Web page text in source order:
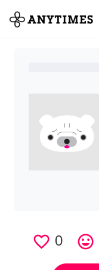
全て
favorite_border 0 tag_faces